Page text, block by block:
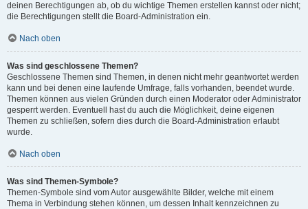
deinen Berechtigungen ab, ob du wichtige Themen erstellen kannst oder nicht;
die Berechtigungen stellt die Board-Administration ein.
Nach oben
Was sind geschlossene Themen?
Geschlossene Themen sind Themen, in denen nicht mehr geantwortet werden
kann und bei denen eine laufende Umfrage, falls vorhanden, beendet wurde.
Themen können aus vielen Gründen durch einen Moderator oder Administrator
gesperrt werden. Eventuell hast du auch die Möglichkeit, deine eigenen
Themen zu schließen, sofern dies durch die Board-Administration erlaubt
wurde.
Nach oben
Was sind Themen-Symbole?
Themen-Symbole sind vom Autor ausgewählte Bilder, welche mit einem
Thema in Verbindung stehen können, um dessen Inhalt kennzeichnen zu